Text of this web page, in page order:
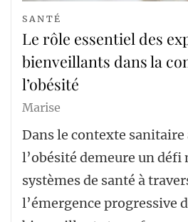
SANTÉ
Le rôle essentiel des
bienveillants dans la
l’obésité
Marise
Dans le contexte sanitaire
l’obésité demeure un défi
systèmes de santé à
l’émergence progressive